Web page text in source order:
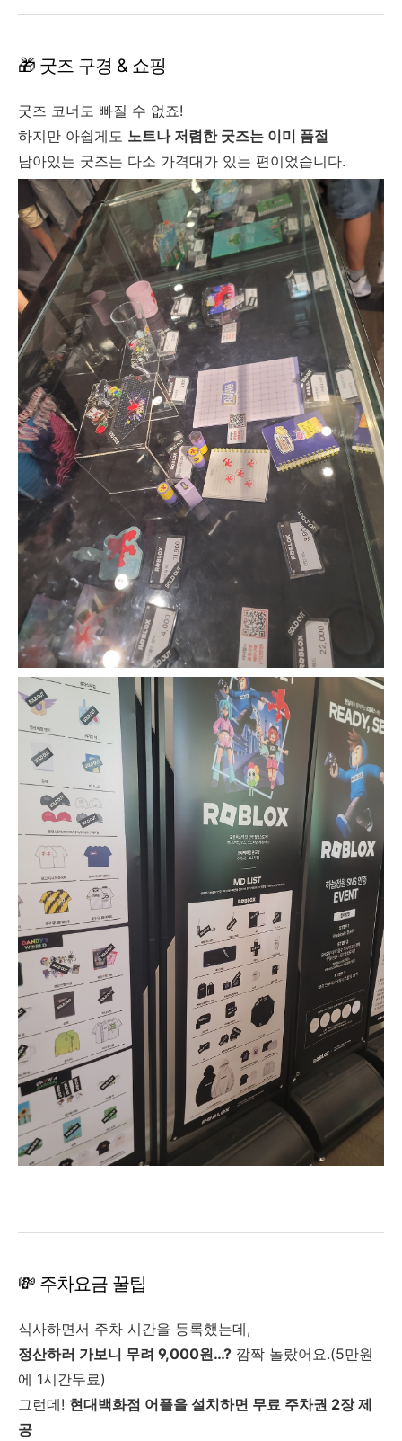
🎁 굿즈 구경 & 쇼핑
굿즈 코너도 빠질 수 없죠!
하지만 아쉽게도 노트나 저렴한 굿즈는 이미 품절
남아있는 굿즈는 다소 가격대가 있는 편이었습니다.
💸 주차요금 꿀팁
식사하면서 주차 시간을 등록했는데,
정산하러 가보니 무려 9,000원…? 깜짝 놀랐어요.(5만원
에 1시간무료)
그런데! 현대백화점 어플을 설치하면 무료 주차권 2장 제
공